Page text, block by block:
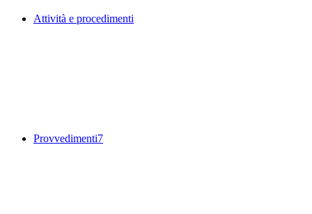
Attività e procedimenti
Provvedimenti7